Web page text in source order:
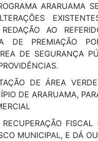
ARARUAMA
AO
DE PREMIAÇÃO
DE SEGURANÇA
DE ÁREA
DE ARARUAMA,
MUNICIPAL, E DÁ